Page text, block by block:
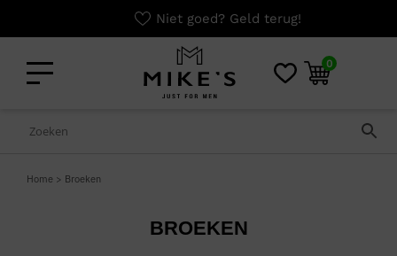
Niet goed? Geld terug!
0
Home > Broeken
BROEKEN